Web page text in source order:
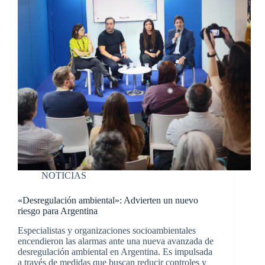
NOTICIAS
«Desregulación ambiental»: Advierten un nuevo
riesgo para Argentina
Especialistas y organizaciones socioambientales
encendieron las alarmas ante una nueva avanzada de
desregulación ambiental en Argentina. Es impulsada
a través de medidas que buscan reducir controles y